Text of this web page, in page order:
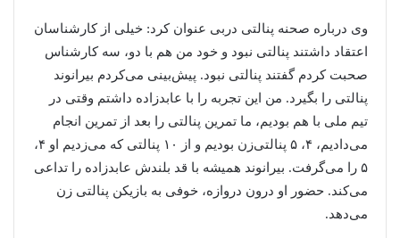
وی درباره صحنه پنالتی دربی عنوان کرد: خیلی از کارشناسان
اعتقاد داشتند پنالتی نبود و خود من هم با دو، سه کارشناس
صحبت کردم گفتند پنالتی نبود. پیش‌بینی می‌کردم بیرانوند
پنالتی را بگیرد. من این تجربه را با عابدزاده داشتم وقتی در
تیم ملی با هم بودیم، ما تمرین پنالتی را بعد از تمرین انجام
می‌دادیم، ۴، ۵ پنالتی‌زن بودیم و از ۱۰ پنالتی که می‌زدیم او ۴،
۵ را می‌گرفت. بیرانوند همیشه با قد بلندش عابدزاده را تداعی
می‌کند. حضور او درون دروازه، خوفی به بازیکن پنالتی زن
می‌دهد.